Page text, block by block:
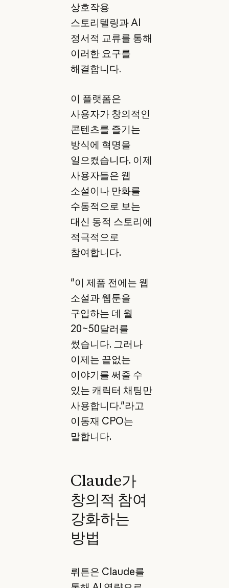
상호작용
스토리텔링과 AI
정서적 교류를 통해
이러한 요구를
해결합니다.
이 플랫폼은
사용자가 창의적인
콘텐츠를 즐기는
방식에 혁명을
일으켰습니다. 이제
사용자들은 웹
소설이나 만화를
수동적으로 보는
대신 동적 스토리에
적극적으로
참여합니다.
"이 제품 전에는 웹
소설과 웹툰을
구입하는 데 월
20~50달러를
썼습니다. 그러나
이제는 끝없는
이야기를 써줄 수
있는 캐릭터 채팅만
사용합니다."라고
이동재 CPO는
말합니다.
Claude가
창의적 참여
강화하는
방법
뤼튼은 Claude를